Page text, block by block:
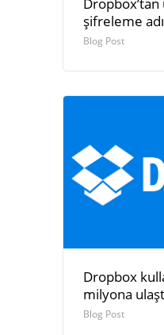
şifreleme
Blog Post
Dropbox
milyona
Blog Post